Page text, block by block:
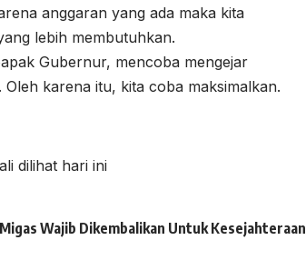
anggaran yang ada maka kita
lebih membutuhkan.
Gubernur, mencoba mengejar
karena itu, kita coba maksimalkan.
dilihat hari ini
Wajib Dikembalikan Untuk Kesejahteraan